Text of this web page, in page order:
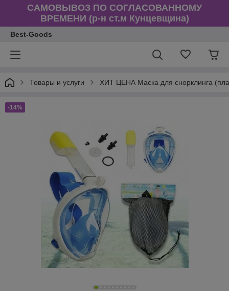
САМОВЫВОЗ ПО СОГЛАСОВАННОМУ
ВРЕМЕНИ (р-н ст.м Кунцевщина)
Best-Goods
Товары и услуги ХИТ ЦЕНА Маска для снорклинга
-14%